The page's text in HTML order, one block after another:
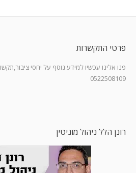
פרטי התקשרות
פנו אלינו עכשיו למידע נוסף על יחסי
0522508109
רונן הלל ניהול מוניטין